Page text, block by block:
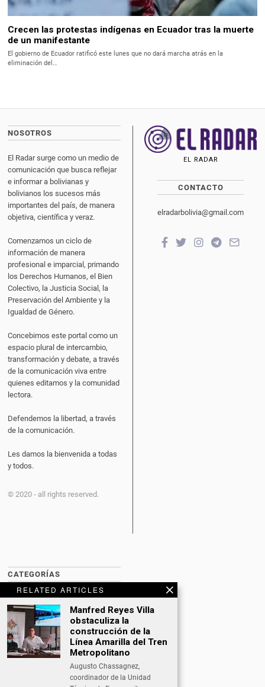
RELATED ARTICLES
Manfred Reyes Villa
obstaculiza la
construcción de la
Línea Amarilla del Tren
Metropolitano
Augusto Chassagnez,
coordinador de la Unidad
Crecen las protestas indígenas en Ecuador tras la muerte
de un manifestante
El gobierno de Ecuador ratificó este lunes que no dará marcha atrás en la
eliminación del…
NOSOTROS
El Radar surge como un medio de
comunicación que busca reflejar
e informar a bolivianas y
bolivianos los sucesos más
importantes del país, de manera
objetiva, científica y veraz.
Comenzamos un ciclo de
información de manera
profesional e imparcial, primando
los Derechos Humanos, el Bien
Colectivo, la Justicia Social, la
Preservación del Ambiente y la
Igualdad de Género.
Concebimos este portal como un
espacio plural de intercambio,
transformación y debate, a través
de la comunicación viva entre
quienes editamos y la comunidad
lectora.
Defendemos la libertad, a través
de la comunicación.
Les damos la bienvenida a todas
y todos.
© 2020 - all rights reserved.
EL RADAR
CONTACTO
elradarbolivia@gmail.com
CATEGORÍAS
BITCOIN NEWS
CULTURA
DATING
DEPORTES